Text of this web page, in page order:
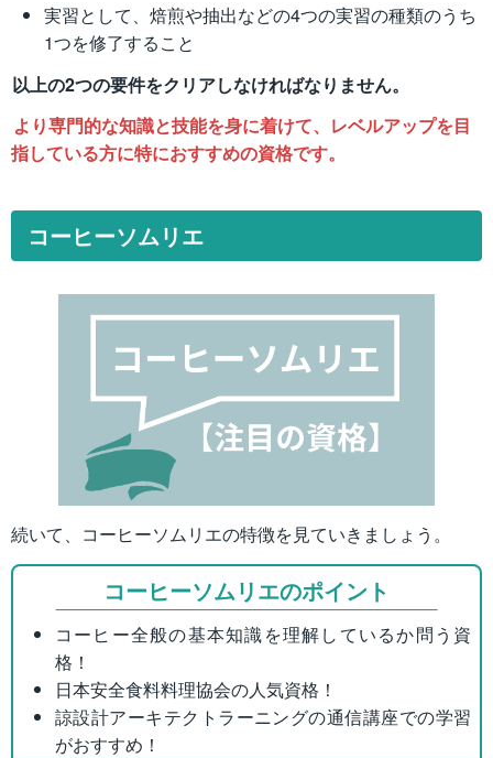
実習として、焙煎や抽出などの4つの実習の種類のうち
1つを修了すること
以上の2つの要件をクリアしなければなりません。
より専門的な知識と技能を身に着けて、レベルアップを目
指している方に特におすすめの資格です。
コーヒーソムリエ
続いて、コーヒーソムリエの特徴を見ていきましょう。
コーヒーソムリエのポイント
コーヒー全般の基本知識を理解しているか問う資
格！
日本安全食料料理協会の人気資格！
諒設計アーキテクトラーニングの通信講座での学習
がおすすめ！